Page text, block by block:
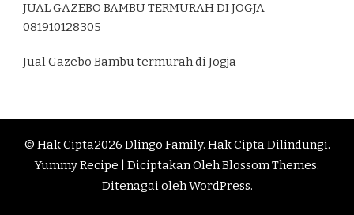
JUAL GAZEBO BAMBU TERMURAH DI JOGJA
081910128305
Jual Gazebo Bambu termurah di Jogja
© Hak Cipta2026 Dlingo Family. Hak Cipta Dilindungi.
Yummy Recipe | Diciptakan OlehBlossom Themes.
Ditenagai olehWordPress.